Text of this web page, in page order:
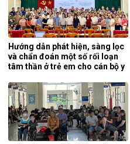
Hướng dẫn phát hiện, sàng lọc
và chẩn đoán một số rối loạn
tâm thần ở trẻ em cho cán bộ y